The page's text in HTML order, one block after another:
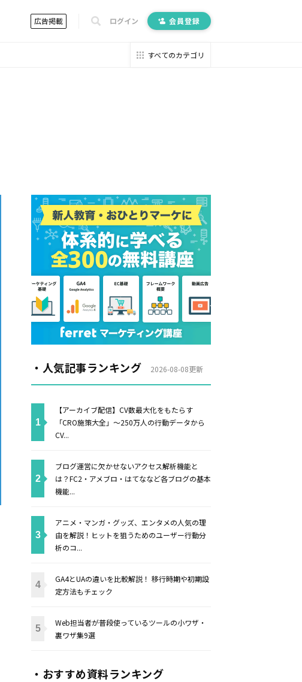
広告掲載 ログイン 会員登録
すべてのカテゴリ
・人気記事ランキング 2026-08-08更新
【アーカイブ配信】CV数最大化をもたらす
「CRO施策大全」〜250万人の行動データから
CV...
ブログ運営に欠かせないアクセス解析機能と
は？FC2・アメブロ・はてななど各ブログの基本
機能...
アニメ・マンガ・グッズ、エンタメの人気の理
由を解説！ヒットを狙うためのユーザー行動分
析のコ...
GA4とUAの違いを比較解説！ 移行時期や初期設
定方法もチェック
Web担当者が普段使っているツールの小ワザ・
裏ワザ集9選
・おすすめ資料ランキング